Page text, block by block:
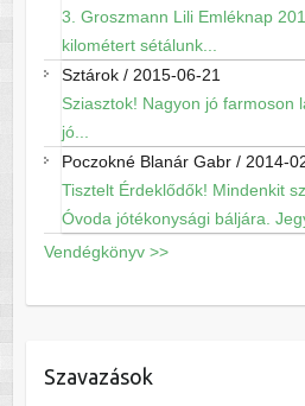
3. Groszmann Lili Emléknap
kilométert sétálunk...
Sztárok/ 2015-06-21
Sziasztok! Nagyon jó farmoson
jó...
Poczokné Blanár Gabr/ 2014-
Tisztelt Érdeklődők! Mindenkit
Óvoda jótékonysági báljára.
Vendégkönyv >>
Szavazások